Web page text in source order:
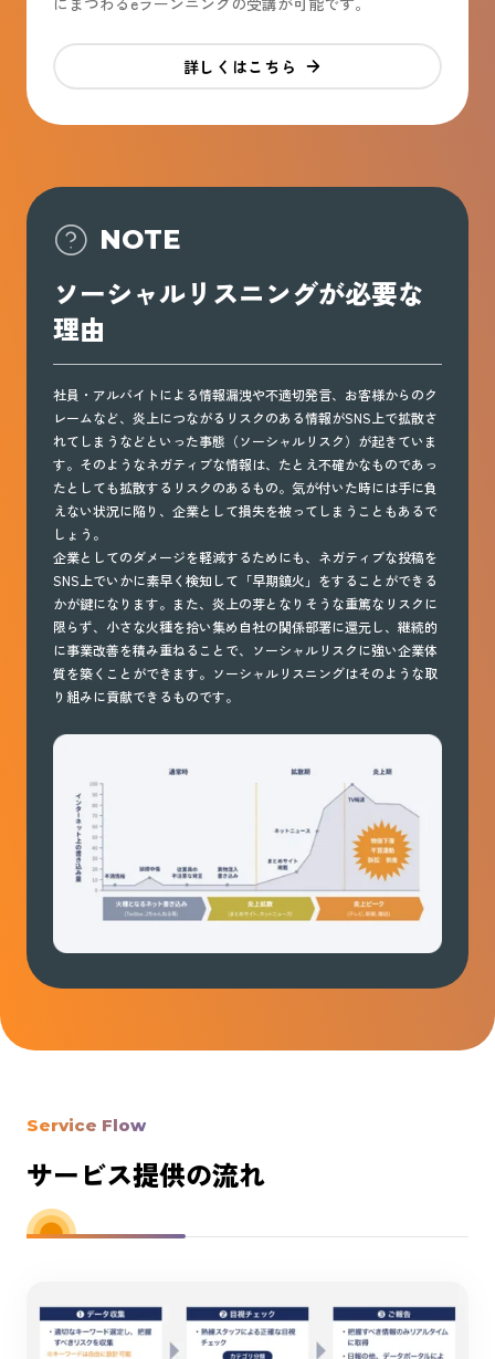
詳しくはこちら
NOTE
ソーシャルリスニングが必要な
理由
社員・アルバイトによる情報漏洩や不適切発言、お客様からのク
レームなど、炎上につながるリスクのある情報がSNS上で拡散さ
れてしまうなどといった事態（ソーシャルリスク）が起きていま
す。そのようなネガティブな情報は、たとえ不確かなものであっ
たとしても拡散するリスクのあるもの。気が付いた時には手に負
えない状況に陥り、企業として損失を被ってしまうこともあるで
しょう。
企業としてのダメージを軽減するためにも、ネガティブな投稿を
SNS上でいかに素早く検知して「早期鎮火」をすることができる
かが鍵になります。また、炎上の芽となりそうな重篤なリスクに
限らず、小さな火種を拾い集め自社の関係部署に還元し、継続的
に事業改善を積み重ねることで、ソーシャルリスクに強い企業体
質を築くことができます。ソーシャルリスニングはそのような取
り組みに貢献できるものです。
Service Flow
サービス提供の流れ